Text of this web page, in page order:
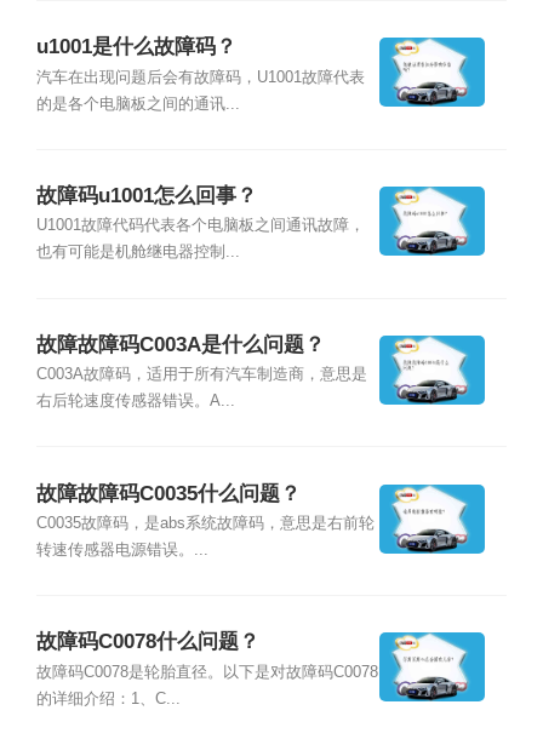
u1001是什么故障码？
汽车在出现问题后会有故障码，U1001故障代表
的是各个电脑板之间的通讯...
故障码u1001怎么回事？
U1001故障代码代表各个电脑板之间通讯故障，
也有可能是机舱继电器控制...
故障故障码C003A是什么问题？
C003A故障码，适用于所有汽车制造商，意思是
右后轮速度传感器错误。A...
故障故障码C0035什么问题？
C0035故障码，是abs系统故障码，意思是右前轮
转速传感器电源错误。...
故障码C0078什么问题？
故障码C0078是轮胎直径。以下是对故障码C0078
的详细介绍：1、C...